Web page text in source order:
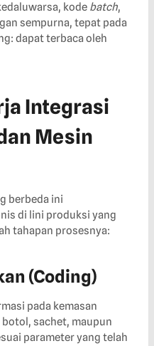
kode batch,
sempurna, tepat pada
dapat terbaca oleh
Integrasi
Mesin
berbeda ini
di lini produksi yang
tahapan prosesnya:
(Coding)
pada kemasan
sachet, maupun
parameter yang telah